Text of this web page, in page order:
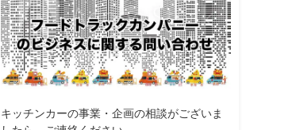
キッチンカーの事業・企画の相談がございま